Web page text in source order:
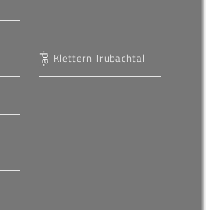
Klettern Trubachtal